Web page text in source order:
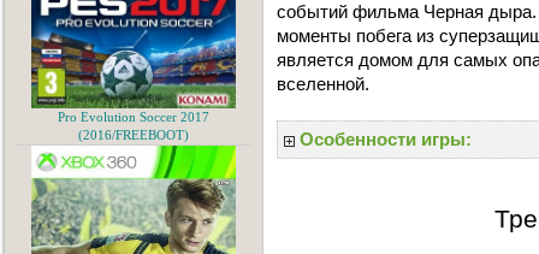
событий фильма Черная дыра.
моменты побега из
является домом для самых
вселенной.
Особенности игры:
Pro Evolution Soccer 2017
(2016/FREEBOOT)